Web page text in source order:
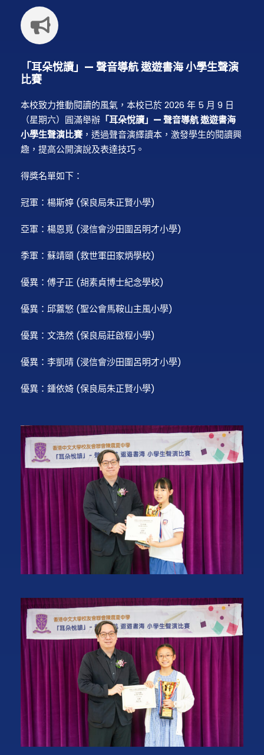
「耳朵悅讀」— 聲音導航 遨遊書海 小學生聲演
比賽
本校致力推動閱讀的風氣，本校已於 2026 年 5 月 9 日
（星期六）圓滿舉辦 「耳朵悅讀」— 聲音導航 遨遊書海
小學生聲演比賽，透過聲音演繹讀本，激發學生的閱讀興
趣，提高公開演說及表達技巧。
得獎名單如下：
冠軍：楊斯婷 (保良局朱正賢小學)
亞軍：楊恩覓 (浸信會沙田圍呂明才小學)
季軍：蘇靖頤 (救世軍田家炳學校)
優異：傅子正 (胡素貞博士紀念學校)
優異：邱䕒慜 (聖公會馬鞍山主風小學)
優異：文浩然 (保良局莊啟程小學)
優異：李凱晴 (浸信會沙田圍呂明才小學)
優異：鍾依婍 (保良局朱正賢小學)